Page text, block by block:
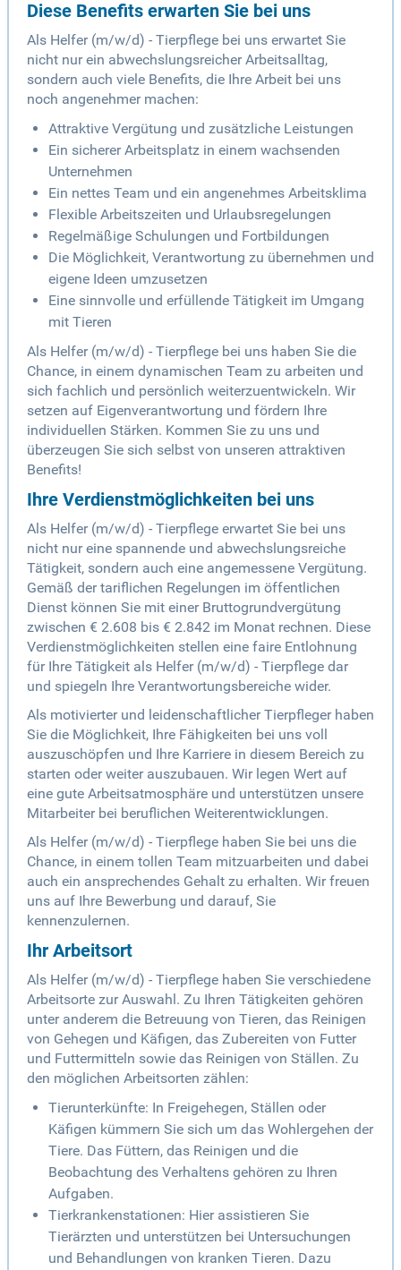
Diese Benefits erwarten Sie bei uns
Als Helfer (m/w/d) - Tierpflege bei uns erwartet Sie
nicht nur ein abwechslungsreicher Arbeitsalltag,
sondern auch viele Benefits, die Ihre Arbeit bei uns
noch angenehmer machen:
Attraktive Vergütung und zusätzliche Leistungen
Ein sicherer Arbeitsplatz in einem wachsenden
Unternehmen
Ein nettes Team und ein angenehmes Arbeitsklima
Flexible Arbeitszeiten und Urlaubsregelungen
Regelmäßige Schulungen und Fortbildungen
Die Möglichkeit, Verantwortung zu übernehmen und
eigene Ideen umzusetzen
Eine sinnvolle und erfüllende Tätigkeit im Umgang
mit Tieren
Als Helfer (m/w/d) - Tierpflege bei uns haben Sie die
Chance, in einem dynamischen Team zu arbeiten und
sich fachlich und persönlich weiterzuentwickeln. Wir
setzen auf Eigenverantwortung und fördern Ihre
individuellen Stärken. Kommen Sie zu uns und
überzeugen Sie sich selbst von unseren attraktiven
Benefits!
Ihre Verdienstmöglichkeiten bei uns
Als Helfer (m/w/d) - Tierpflege erwartet Sie bei uns
nicht nur eine spannende und abwechslungsreiche
Tätigkeit, sondern auch eine angemessene Vergütung.
Gemäß der tariflichen Regelungen im öffentlichen
Dienst können Sie mit einer Bruttogrundvergütung
zwischen € 2.608 bis € 2.842 im Monat rechnen. Diese
Verdienstmöglichkeiten stellen eine faire Entlohnung
für Ihre Tätigkeit als Helfer (m/w/d) - Tierpflege dar
und spiegeln Ihre Verantwortungsbereiche wider.
Als motivierter und leidenschaftlicher Tierpfleger haben
Sie die Möglichkeit, Ihre Fähigkeiten bei uns voll
auszuschöpfen und Ihre Karriere in diesem Bereich zu
starten oder weiter auszubauen. Wir legen Wert auf
eine gute Arbeitsatmosphäre und unterstützen unsere
Mitarbeiter bei beruflichen Weiterentwicklungen.
Als Helfer (m/w/d) - Tierpflege haben Sie bei uns die
Chance, in einem tollen Team mitzuarbeiten und dabei
auch ein ansprechendes Gehalt zu erhalten. Wir freuen
uns auf Ihre Bewerbung und darauf, Sie
kennenzulernen.
Ihr Arbeitsort
Als Helfer (m/w/d) - Tierpflege haben Sie verschiedene
Arbeitsorte zur Auswahl. Zu Ihren Tätigkeiten gehören
unter anderem die Betreuung von Tieren, das Reinigen
von Gehegen und Käfigen, das Zubereiten von Futter
und Futtermitteln sowie das Reinigen von Ställen. Zu
den möglichen Arbeitsorten zählen:
Tierunterkünfte: In Freigehegen, Ställen oder
Käfigen kümmern Sie sich um das Wohlergehen der
Tiere. Das Füttern, das Reinigen und die
Beobachtung des Verhaltens gehören zu Ihren
Aufgaben.
Tierkrankenstationen: Hier assistieren Sie
Tierärzten und unterstützen bei Untersuchungen
und Behandlungen von kranken Tieren. Dazu